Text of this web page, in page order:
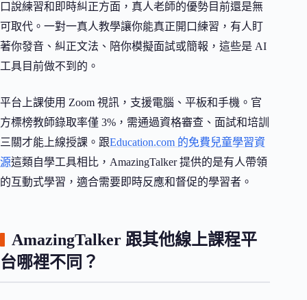
口說練習和即時糾正方面，真人老師的優勢目前還是無
可取代。一對一真人教學讓你能真正開口練習，有人盯
著你發音、糾正文法、陪你模擬面試或簡報，這些是 AI
工具目前做不到的。
平台上課使用 Zoom 視訊，支援電腦、平板和手機。官
方標榜教師錄取率僅 3%，需通過資格審查、面試和培訓
三關才能上線授課。跟Education.com 的免費兒童學習資
源這類自學工具相比，AmazingTalker 提供的是有人帶領
的互動式學習，適合需要即時反應和督促的學習者。
AmazingTalker 跟其他線上課程平
台哪裡不同？